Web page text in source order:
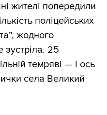
жителі попередили
поліцейських
жодного
зустріла. 25
темряві — і ось
села Великий